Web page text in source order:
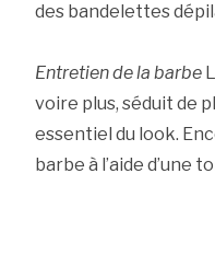
des bandelettes
Entretien de la barbe
voire plus, séduit de
essentiel du look.
barbe à l’aide d’une